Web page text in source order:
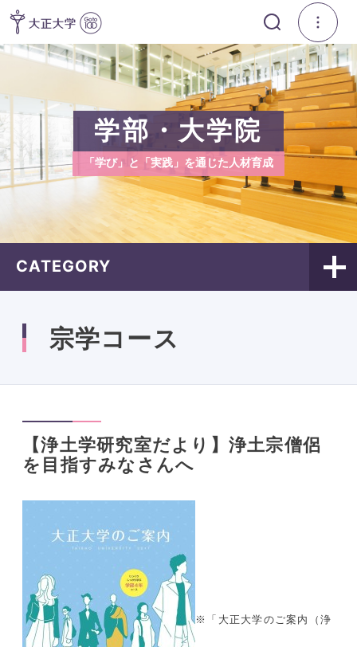
学部・大学院
「学び」と「実践」を通じた人材育成
CATEGORY
宗学コース
【浄土学研究室だより】浄土宗僧侶
を目指すみなさんへ
※「大正大学のご案内（浄